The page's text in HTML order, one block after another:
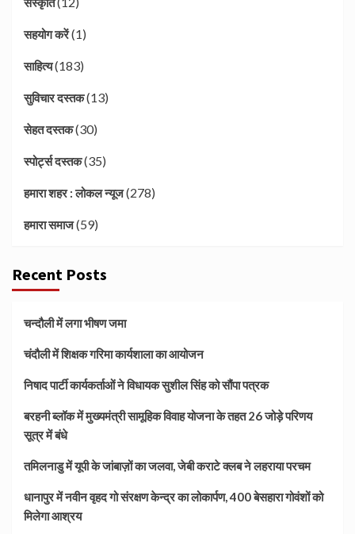
सहयोग करें(1)
साहित्य(183)
सुविचार दस्तक(13)
सेहत दस्तक(30)
स्पोर्ट्स दस्तक(35)
हमारा शहर : लोकल न्यूज(278)
हमारा समाज(59)
Recent Posts
चन्दौली में लगा भीषण जमा
चंदौली में शिक्षक गरिमा कार्यशाला का आयोजन
निषाद पार्टी कार्यकर्ताओं ने विधायक सुशील सिंह को सौंपा पत्रक
बरहनी ब्लॉक में मुख्यमंत्री सामूहिक विवाह योजना के तहत 26 जोड़े परिणय
सूत्र में बंधे
तमिलनाडु में यूपी के जांबाज़ों का जलवा, जेबी कराटे क्लब ने लहराया परचम
धानापुर में नवीन वृहद गो संरक्षण केन्द्र का लोकार्पण, 400 बेसहारा गोवंशों को
मिलेगा आश्रय